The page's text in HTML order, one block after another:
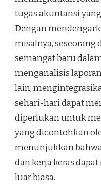
tugas akuntansi
Dengan
misalnya,
semangat baru
menganalisis
lain,
sehari-hari dapat
diperlukan untuk
yang dicontohkan
menunjukkan
dan kerja keras
luar biasa.